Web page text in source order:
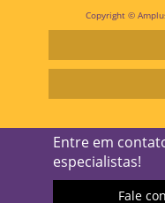
Entre em
especialistas!
Fale
Copyright ©